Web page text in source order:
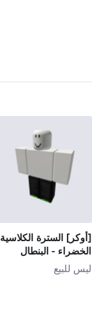
[أوكر] السترة الكلاسية
الخضراء - البنطال
[الأسود]
ليس للبيع